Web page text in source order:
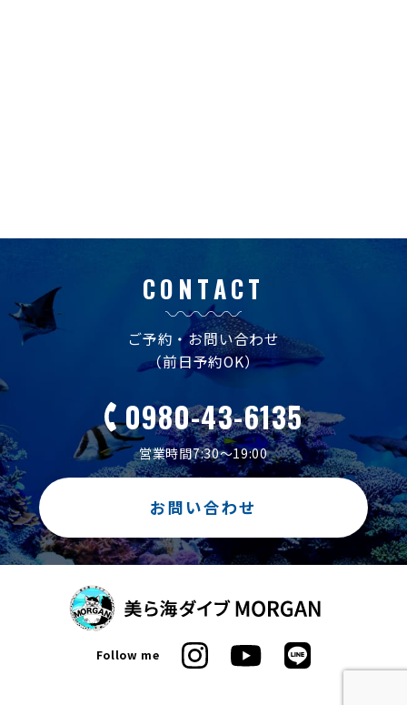
CONTACT
ご予約・お問い合わせ
（前日予約OK）
0980-43-6135
営業時間7:30～19:00
お問い合わせ
Follow me